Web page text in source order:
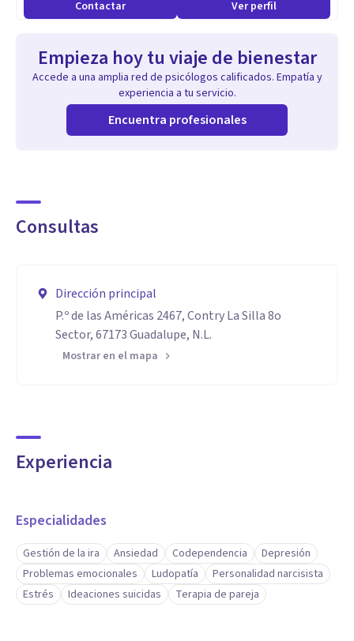
Contactar Ver perfil
Empieza hoy tu viaje de bienestar
Accede a una amplia red de psicólogos calificados. Empatía y
experiencia a tu servicio.
Encuentra profesionales
Consultas
Dirección principal
P.º de las Américas 2467, Contry La Silla 8o
Sector, 67173 Guadalupe, N.L.
Mostrar en el mapa
Experiencia
Especialidades
Gestión de la ira Ansiedad Codependencia
Depresión
Problemas emocionales
Ludopatía
Personalidad narcisista
Estrés
Ideaciones suicidas Terapia de pareja